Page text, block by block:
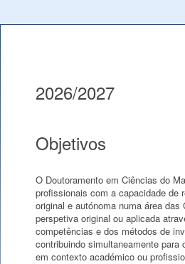
2026/2027
Objetivos
O Doutoramento em Ciências do
profissionais com a capacidade de
original e autónoma numa área das
perspetiva original ou aplicada
competências e dos métodos de
contribuindo simultaneamente para
em contexto académico ou